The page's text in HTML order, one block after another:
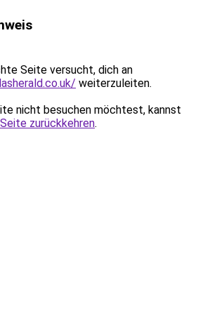
Seite versucht, dich an
weiterzuleiten.
nicht besuchen möchtest, kannst
zurückkehren.